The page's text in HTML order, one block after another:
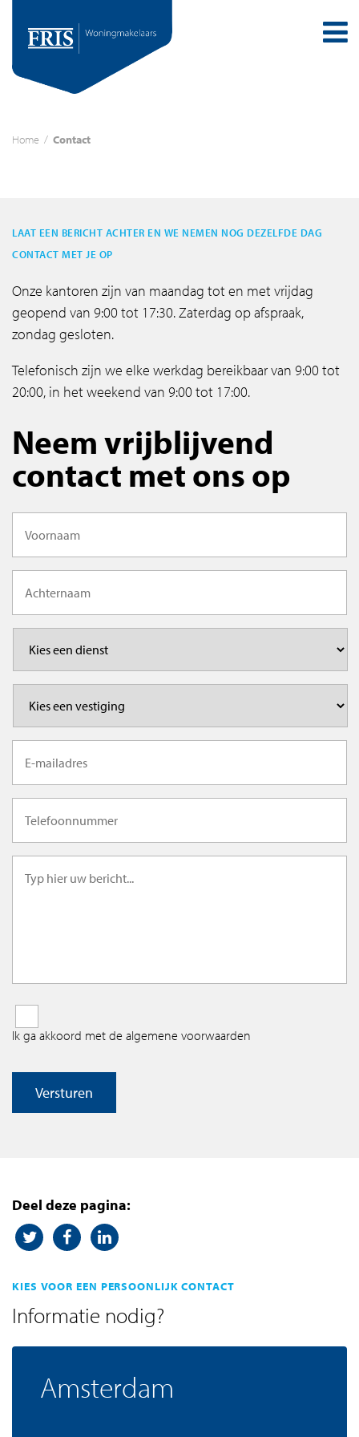
Home / Contact
LAAT EEN BERICHT ACHTER EN WE NEMEN NOG DEZELFDE DAG
CONTACT MET JE OP
Onze kantoren zijn van maandag tot en met vrijdag
geopend van 9:00 tot 17:30. Zaterdag op afspraak,
zondag gesloten.
Telefonisch zijn we elke werkdag bereikbaar van 9:00 tot
20:00, in het weekend van 9:00 tot 17:00.
Neem vrijblijvend
contact met ons op
Ik ga akkoord met de algemene voorwaarden
Versturen
Deel deze pagina:
KIES VOOR EEN PERSOONLIJK CONTACT
Informatie nodig?
Amsterdam